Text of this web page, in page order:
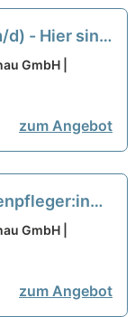
d) - Hier sind
GmbH |
zum Angebot
- Hier sind
GmbH |
zum Angebot